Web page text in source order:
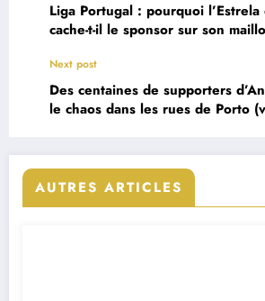
Liga Portugal : pourquoi l’Estrela
cache-t-il le sponsor sur son
Next post
Des centaines de supporters
le chaos dans les rues de Porto
AUTRES ARTICLES